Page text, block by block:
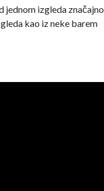
jednom izgleda značajno
kao iz neke barem